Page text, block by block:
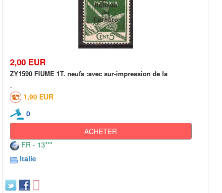
2,00 EUR
ZY1590 FIUME 1T. neufs :avec sur-impression de la
1,90 EUR
0
ACHETER
FR - 13***
Italie